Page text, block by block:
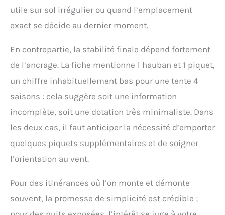
utile sur sol irrégulier ou quand l’emplacement
exact se décide au dernier moment.
En contrepartie, la stabilité finale dépend fortement
de l’ancrage. La fiche mentionne 1 hauban et 1 piquet,
un chiffre inhabituellement bas pour une tente 4
saisons : cela suggère soit une information
incomplète, soit une dotation très minimaliste. Dans
les deux cas, il faut anticiper la nécessité d’emporter
quelques piquets supplémentaires et de soigner
l’orientation au vent.
Pour des itinérances où l’on monte et démonte
souvent, la promesse de simplicité est crédible ;